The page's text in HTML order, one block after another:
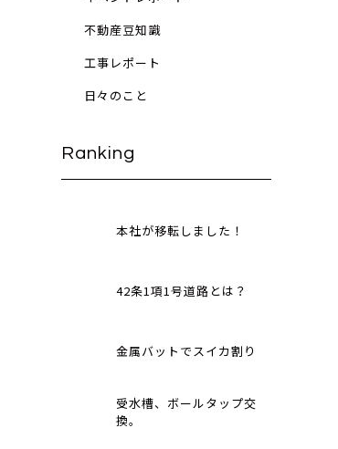
不動産豆知識
工事レポート
日々のこと
Ranking
本社が移転しました！
42条1項1号道路とは？
金属バットでスイカ割り
受水槽、ボールタップ交
換。